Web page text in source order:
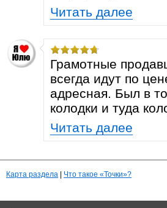
Читать далее
Грамотные
всегда идут по
адресная. Был в
колодки и туда
Читать далее
Карта раздела Что такое «Точки»?